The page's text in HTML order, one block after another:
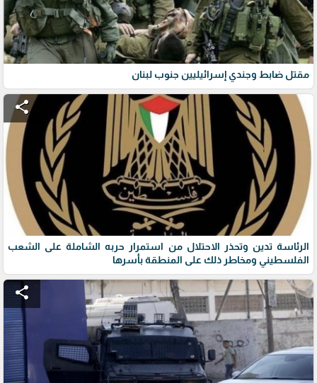
مقتل ضابط وجندي إسرائيليين جنوب لبنان
share
الرئاسة تدين وتحذر الاحتلال من استمرار حربه الشاملة على الشعب
الفلسطيني ومخاطر ذلك على المنطقة بأسرها
share